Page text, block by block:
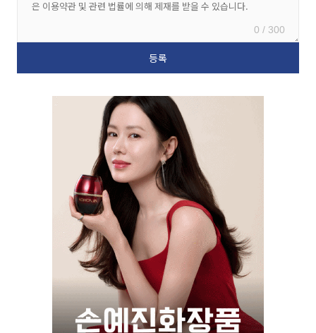
0 / 300